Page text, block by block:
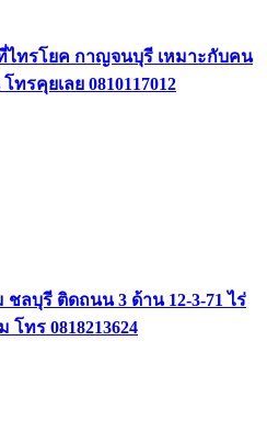
ไทรโยค กาญจนบุรี เหมาะกับคน
รคุยเลย 0810117012
ลบุรี ติดถนน 3 ด้าน 12-3-71 ไร่
ทร 0818213624